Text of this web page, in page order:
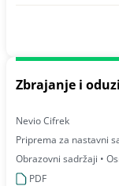
Zbrajanje i
Nevio Cifrek
Priprema za nastavni
Obrazovni sadržaji •
PDF